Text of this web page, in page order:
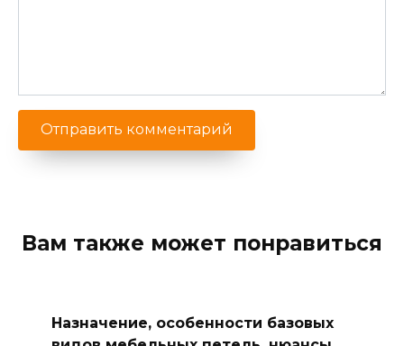
Вам также может понравиться
Назначение, особенности базовых